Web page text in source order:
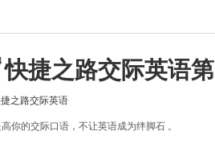
快捷之路交际英语
之路交际英语
你的交际口语，不让英语成为绊脚石 。